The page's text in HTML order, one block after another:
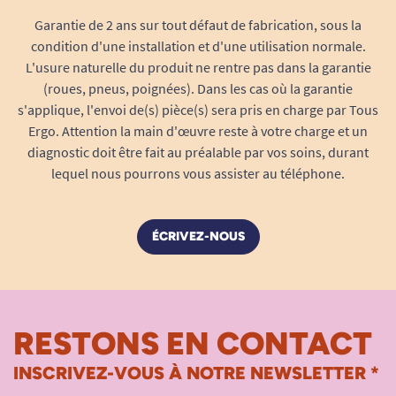
inconfort.
Solution économique :Parfaite alternative
économique : elle optimise le budget
incontinence sans compromis sur la
sécurité ni sur la qualité d’absorption.
Hygiène et confort :Son voile externe
micro-aéré limite le risque d’irritation ou
d’échauffement. Hypoallergénique, elle
Absorption ciblée et effet garde-au-sec :
cœur absorbant capte rapidement l’urine et
une confiance retrouvée.
Adaptée à chaque moment de la
journée
A. Anonymous
13/11/2023
trop importante je n'aime pas
A. Anonymous
11/04/2023
J'aurai préféré que cette couche soit traversable plutôt
Bonjour, Merci pour votre avis, nous sommes désolés
que les couches ne vous conviennent pas. Pourriez-
vous nous indiquer la raison de votre déception ?
Garantie de 2 ans sur tout défaut de fabrication, sous la
condition d'une installation et d'une utilisation normale.
L'usure naturelle du produit ne rentre pas dans la garantie
(roues, pneus, poignées). Dans les cas où la garantie
s'applique, l'envoi de(s) pièce(s) sera pris en charge par Tous
Ergo. Attention la main d'œuvre reste à votre charge et un
diagnostic doit être fait au préalable par vos soins, durant
lequel nous pourrons vous assister au téléphone.
ÉCRIVEZ-NOUS
RESTONS EN CONTACT
INSCRIVEZ-VOUS À NOTRE NEWSLETTER *